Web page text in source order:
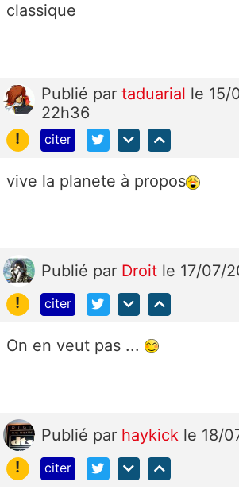
classique
Publié par taduarial le 15/
22h36
!
citer
vive la planete à propos
Publié par Droit le 17/07/
!
citer
On en veut pas ...
Publié par haykick le 18/
!
citer